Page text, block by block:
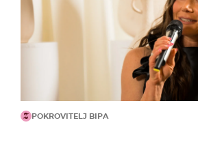
POKROVITELJ BIPA